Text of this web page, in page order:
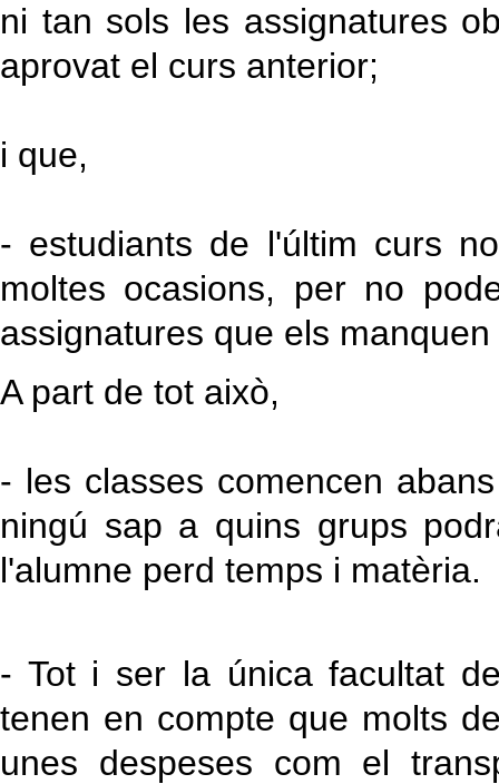
ni tan sols les assignatures
aprovat el curs anterior;
i que,
- estudiants de l'últim curs
moltes ocasions, per no
assignatures que els
A part de tot això,
- les classes comencen
ningú sap a quins grups
l'alumne perd temps i matèria.
- Tot i ser la única facultat
tenen en compte que molts
unes despeses com el